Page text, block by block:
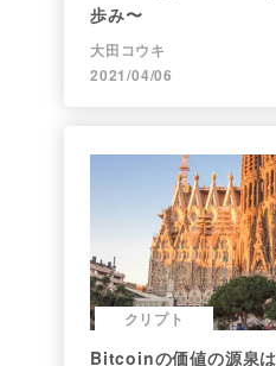
歩み〜
大田コウキ
2021/04/06
クリプト
Bitcoinの価値の源泉